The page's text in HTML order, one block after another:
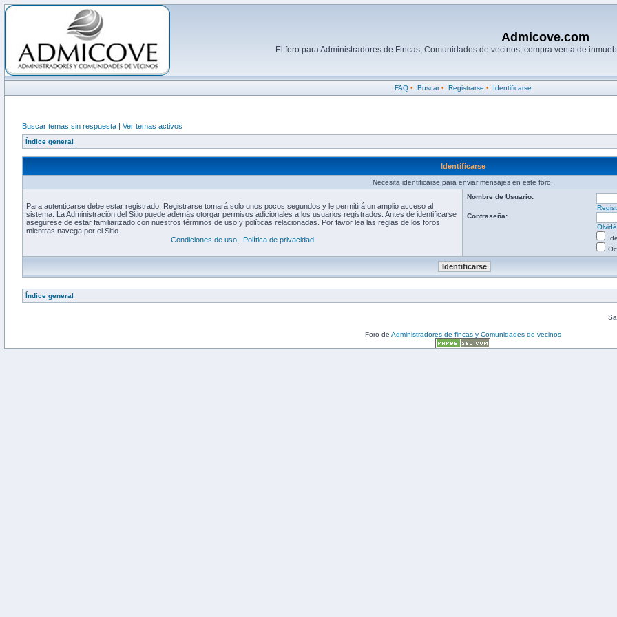
Admicove.com
El foro para Administradores de Fincas, Comunidades de vecinos, compra venta de
FAQ• Buscar• Registrarse • Identificarse
Buscar temas sin respuesta | Ver temas activos
Índice general
Identificarse
Necesita identificarse para enviar mensajes en este foro.
Para autenticarse debe estar registrado. Registrarse tomará solo unos pocos segundos y le permitirá un amplio acceso al
sistema. La Administración del Sitio puede además otorgar permisos adicionales a los usuarios registrados. Antes de identificarse
asegúrese de estar familiarizado con nuestros términos de uso y políticas relacionadas. Por favor lea las reglas de los foros
mientras navega por el Sitio.
Condiciones de uso | Política de privacidad
Nombre de Usuario:
Contraseña:
Índice general
Foro de Administradores de fincas y Comunidades de vecinos